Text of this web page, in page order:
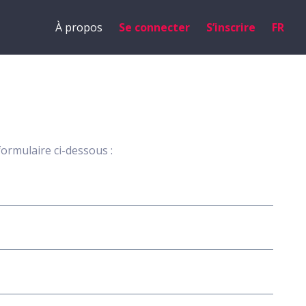
À propos Se connecter S’inscrire FR
ci-dessous :